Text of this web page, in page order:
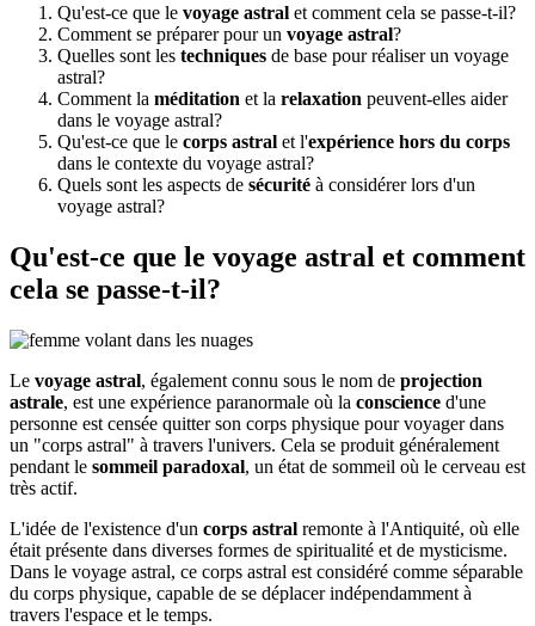
Qu'est-ce que le voyage astral et comment cela se passe-t-il?
Comment se préparer pour un voyage astral?
Quelles sont les techniques de base pour réaliser un voyage
astral?
Comment la méditation et la relaxation peuvent-elles aider
dans le voyage astral?
Qu'est-ce que le corps astral et l'expérience hors du corps
dans le contexte du voyage astral?
Quels sont les aspects de sécurité à considérer lors d'un
voyage astral?
Qu'est-ce que le voyage astral et comment
cela se passe-t-il?
Le voyage astral, également connu sous le nom de projection
astrale, est une expérience paranormale où la conscience d'une
personne est censée quitter son corps physique pour voyager dans
un "corps astral" à travers l'univers. Cela se produit généralement
pendant le sommeil paradoxal, un état de sommeil où le cerveau est
très actif.
L'idée de l'existence d'un corps astral remonte à l'Antiquité, où elle
était présente dans diverses formes de spiritualité et de mysticisme.
Dans le voyage astral, ce corps astral est considéré comme séparable
du corps physique, capable de se déplacer indépendamment à
travers l'espace et le temps.